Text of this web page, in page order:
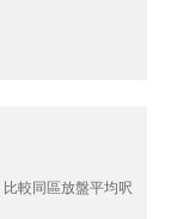
比較同區放盤平均呎